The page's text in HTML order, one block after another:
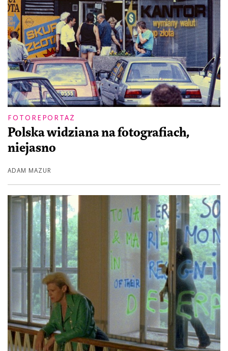
FOTOREPORTAŻ
Polska widziana na fotografiach,
niejasno
ADAM MAZUR